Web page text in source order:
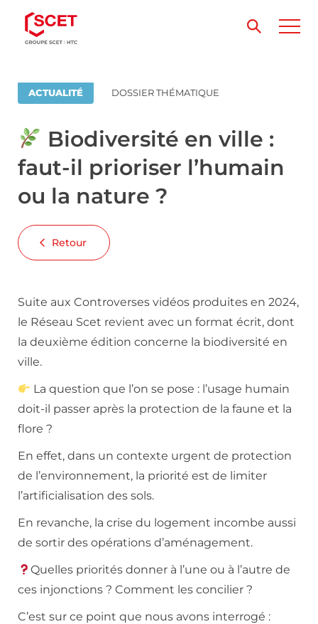
ACTUALITÉ DOSSIER THÉMATIQUE
Biodiversité en ville :
faut-il prioriser l’humain
ou la nature ?
Retour
Suite aux Controverses vidéos produites en 2024,
le Réseau Scet revient avec un format écrit, dont
la deuxième édition concerne la biodiversité en
ville.
La question que l’on se pose : l’usage humain
doit-il passer après la protection de la faune et la
flore ?
En effet, dans un contexte urgent de protection
de l’environnement, la priorité est de limiter
l’artificialisation des sols.
En revanche, la crise du logement incombe aussi
de sortir des opérations d’aménagement.
Quelles priorités donner à l’une ou à l’autre de
ces injonctions ? Comment les concilier ?
C’est sur ce point que nous avons interrogé :